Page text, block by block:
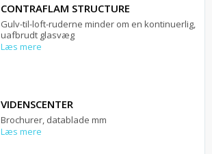
CONTRAFLAM STRUCTURE
Gulv-til-loft-ruderne minder om en kontinuerlig,
uafbrudt glasvæg
Læs mere
VIDENSCENTER
Brochurer, datablade mm
Læs mere